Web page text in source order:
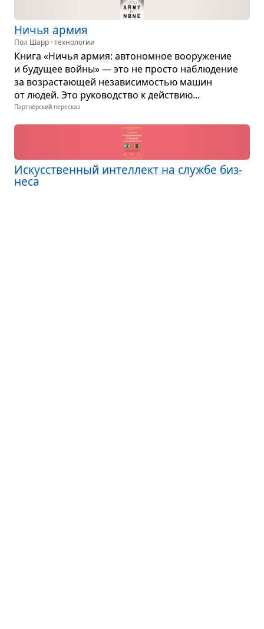
Ничья армия
Пол Шарр · технологии
Книга «Ничья армия: авто­ном­ное воору­же­ние
и буду­щее войны» — это не про­сто наблю­де­ние
за воз­рас­та­ю­щей неза­ви­си­мо­стью машин
от людей. Это руко­вод­ство к действию...
Партнёрский пересказ
Искус­ствен­ный интел­лект на службе биз­
неса